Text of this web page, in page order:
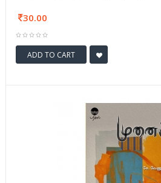
30.00
ADD TO CART